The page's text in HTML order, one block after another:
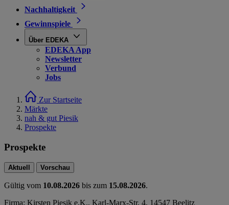
Nachhaltigkeit
Gewinnspiele
Über EDEKA
EDEKA App
Newsletter
Verbund
Jobs
Zur Startseite
Märkte
nah & gut Piesik
Prospekte
Prospekte
Aktuell Vorschau
Gültig vom 10.08.2026 bis zum 15.08.2026.
Firma: Kirsten Piesik e.K., Karl‑Marx‑Str. 4, 14547 Beelitz